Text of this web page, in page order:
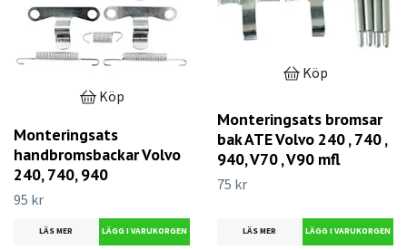
Köp
Monteringsats
handbromsbackar Volvo
240, 740, 940
95 kr
LÄS MER
Köp
Monteringsats bromsar
bak ATE Volvo 240 , 740 ,
940, V70 , V90 mfl
75 kr
LÄS MER